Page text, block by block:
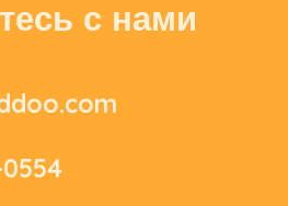
с нами
0554